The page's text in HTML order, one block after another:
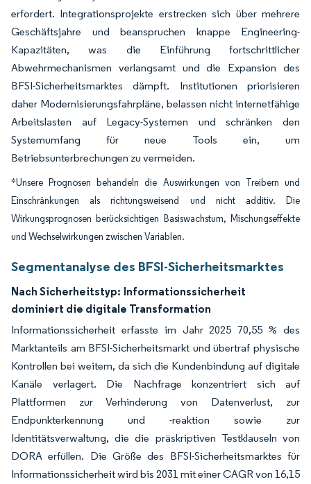
erfordert. Integrationsprojekte erstrecken sich über mehrere
Geschäftsjahre und beanspruchen knappe Engineering-
Kapazitäten, was die Einführung fortschrittlicher
Abwehrmechanismen verlangsamt und die Expansion des
BFSI-Sicherheitsmarktes dämpft. Institutionen priorisieren
daher Modernisierungsfahrpläne, belassen nicht internetfähige
Arbeitslasten auf Legacy-Systemen und schränken den
Systemumfang für neue Tools ein, um
Betriebsunterbrechungen zu vermeiden.
*Unsere Prognosen behandeln die Auswirkungen von Treibern und
Einschränkungen als richtungsweisend und nicht additiv. Die
Wirkungsprognosen berücksichtigen Basiswachstum, Mischungseffekte
und Wechselwirkungen zwischen Variablen.
Segmentanalyse des BFSI-Sicherheitsmarktes
Nach Sicherheitstyp: Informationssicherheit
dominiert die digitale Transformation
Informationssicherheit erfasste im Jahr 2025 70,55 % des
Marktanteils am BFSI-Sicherheitsmarkt und übertraf physische
Kontrollen bei weitem, da sich die Kundenbindung auf digitale
Kanäle verlagert. Die Nachfrage konzentriert sich auf
Plattformen zur Verhinderung von Datenverlust, zur
Endpunkterkennung und -reaktion sowie zur
Identitätsverwaltung, die die präskriptiven Testklauseln von
DORA erfüllen. Die Größe des BFSI-Sicherheitsmarktes für
Informationssicherheit wird bis 2031 mit einer CAGR von 16,15